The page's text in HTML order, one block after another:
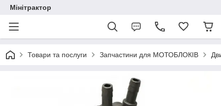
Мінітрактор
Товари та послуги Запчастини для МОТОБЛОКІВ